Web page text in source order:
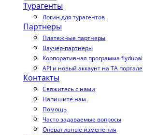
Турагенты
Логин для турагентов
Партнеры
Платежные партнеры
Ваучер-партнеры
Корпоративная программа flydubai
API и новый аккаунт на TA портале
Контакты
Свяжитесь с нами
Напишите нам
Помощь
Часто задаваемые вопросы
Оперативные изменения